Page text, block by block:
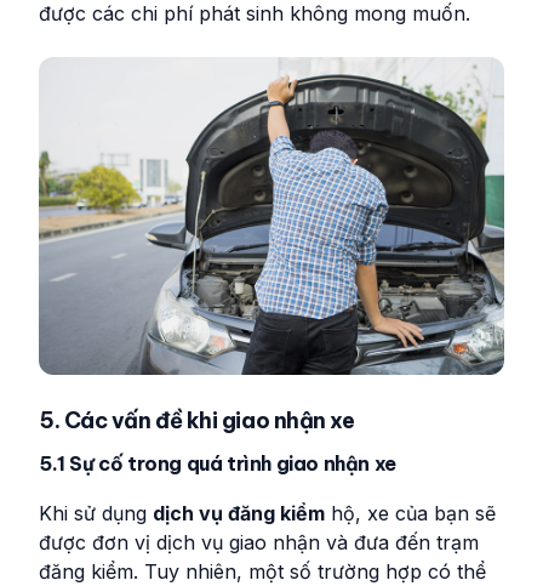
được các chi phí phát sinh không mong muốn.
5. Các vấn đề khi giao nhận xe
5.1 Sự cố trong quá trình giao nhận xe
Khi sử dụng dịch vụ đăng kiểm hộ, xe của bạn sẽ
được đơn vị dịch vụ giao nhận và đưa đến trạm
đăng kiểm. Tuy nhiên, một số trường hợp có thể